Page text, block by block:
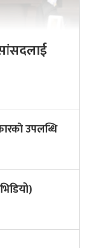
उपलब्धि